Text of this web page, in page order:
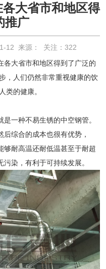
大省市和地区得
推广
12 来源： 关注： 322
各大省市和地区得到了广泛的
，人们仍然非常重视健康的饮
类的健康。
是一种不易生锈的中空钢管。
后综合的成本也很有优势，
耐高温还耐低温甚至于耐超
染，有利于可持续发展。